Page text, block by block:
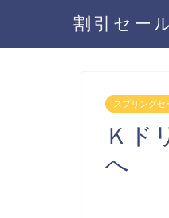
割引セー
スプリングセ
Ｋド
へ